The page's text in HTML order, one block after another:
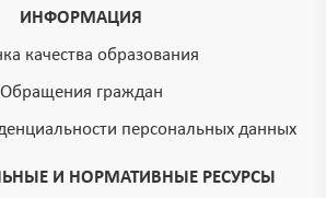
ИНФОРМАЦИЯ
качества образования
Обращения граждан
персональных данных
И НОРМАТИВНЫЕ РЕСУРСЫ